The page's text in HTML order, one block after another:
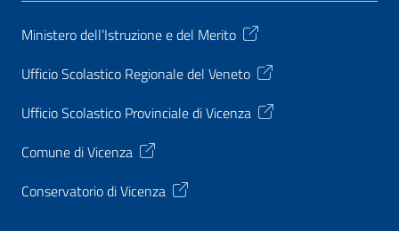
Ministero dell’Istruzione e del Merito
Ufficio Scolastico Regionale del Veneto
Ufficio Scolastico Provinciale di Vicenza
Comune di Vicenza
Conservatorio di Vicenza